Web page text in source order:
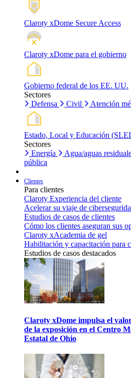
Claroty xDome Secure Access
Claroty xDome para el gobierno
Gobierno federal de los EE. UU.
Sectores
Defensa
Civil Atención
Estado, Local y Educación
Sectores
Energía
Agua/aguas
pública
Clientes
Para clientes
Claroty Experiencia del cliente
Acelerar su viaje de
Estudios de casos de clientes
Cómo los clientes aseguran sus
Claroty xAcademia de gel
Habilitación y capacitación para
Estudios de casos destacados
Claroty xDome impulsa el
de la exposición en el Centro
Estatal de Ohio